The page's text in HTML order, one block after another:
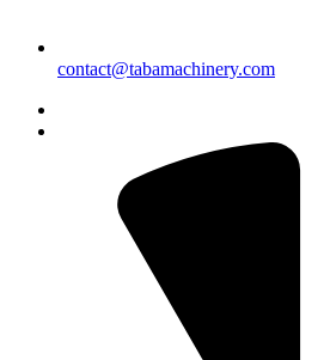
contact@tabamachinery.com